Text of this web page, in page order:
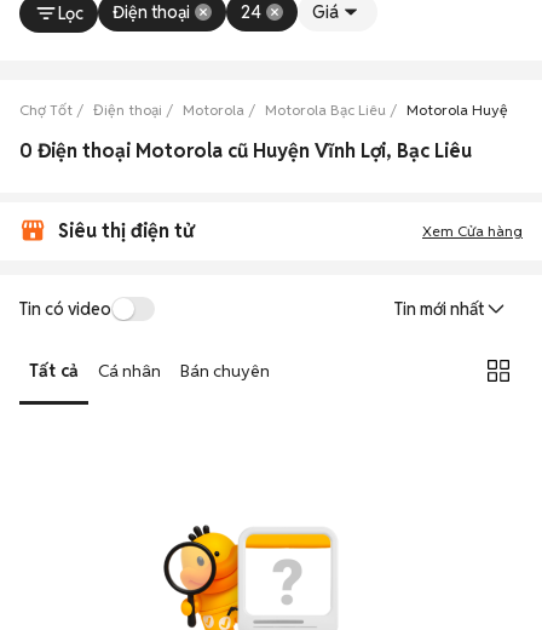
Lọc Điện thoại 24 Giá
Chợ Tốt Điện thoại Motorola Motorola Bạc Liêu Motorola Huyện
0 Điện thoại Motorola cũ Huyện Vĩnh Lợi, Bạc Liêu
Siêu thị điện tử Xem Cửa hàng
Tin có video Tin mới nhất
Tất cả Cá nhân Bán chuyên